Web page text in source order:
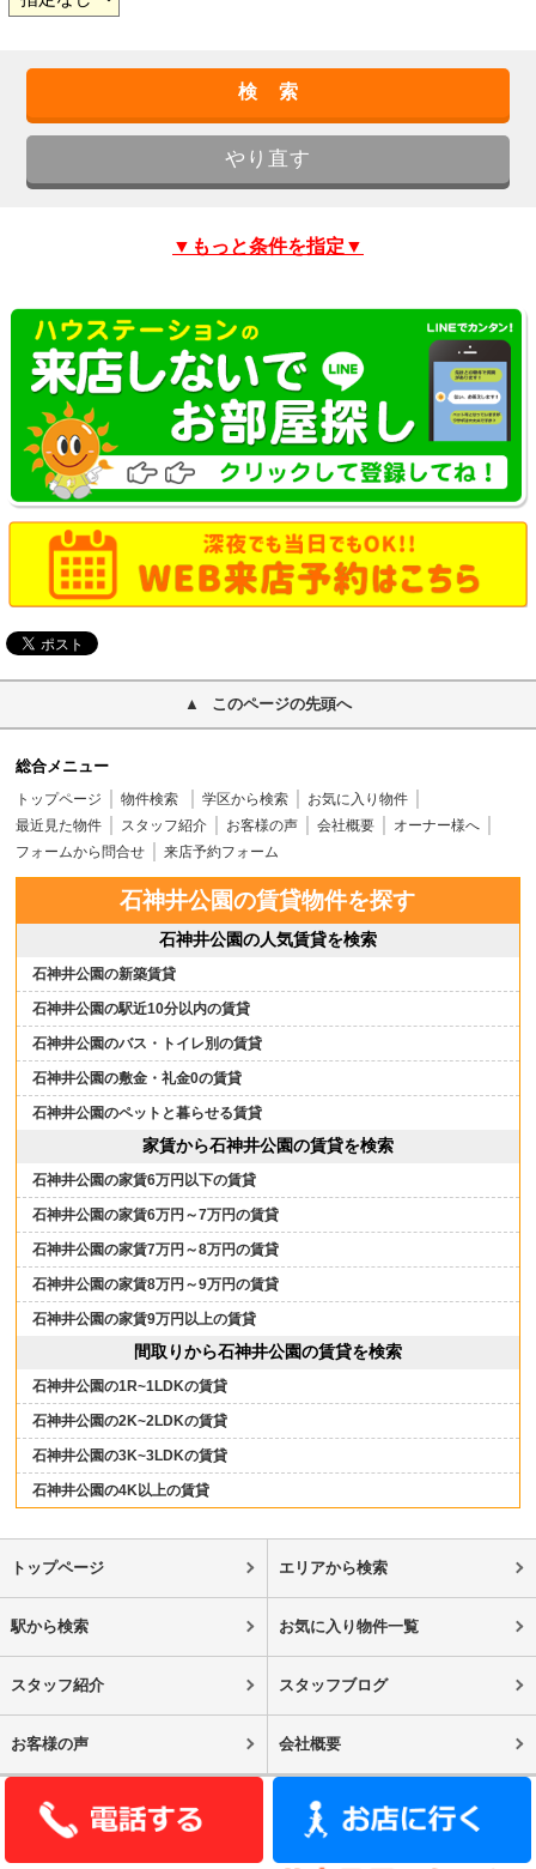
▼もっと条件を指定▼
このページの先頭へ
総合メニュー
トップページ 物件検索 学区から検索
お気に入り物件
最近見た物件
スタッフ紹介 お客様の声 会社概要
オーナー様へ
フォームから問合せ
来店予約フォーム
石神井公園の賃貸物件を探す
石神井公園の人気賃貸を検索
石神井公園の新築賃貸
石神井公園の駅近10分以内の賃貸
石神井公園のバス・トイレ別の賃貸
石神井公園の敷金・礼金0の賃貸
石神井公園のペットと暮らせる賃貸
家賃から石神井公園の賃貸を検索
石神井公園の家賃6万円以下の賃貸
石神井公園の家賃6万円～7万円の賃貸
石神井公園の家賃7万円～8万円の賃貸
石神井公園の家賃8万円～9万円の賃貸
石神井公園の家賃9万円以上の賃貸
間取りから石神井公園の賃貸を検索
石神井公園の1R~1LDKの賃貸
石神井公園の2K~2LDKの賃貸
石神井公園の3K~3LDKの賃貸
石神井公園の4K以上の賃貸
トップページ エリアから検索
駅から検索 お気に入り物件一覧
スタッフ紹介 スタッフブログ
お客様の声 会社概要